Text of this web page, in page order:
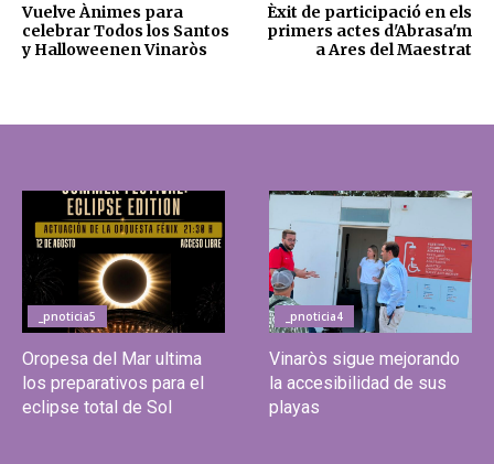
Vuelve Ànimes para
celebrar Todos los Santos
y Halloweenen Vinaròs
Èxit de participació en els
primers actes d'Abrasa'm
a Ares del Maestrat
_pnoticia5
Oropesa del Mar ultima
los preparativos para el
eclipse total de Sol
_pnoticia4
Vinaròs sigue mejorando
la accesibilidad de sus
playas